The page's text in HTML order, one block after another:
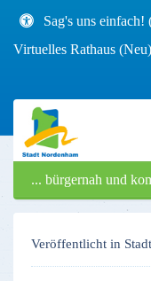
Sag's uns einfach!
Virtuelles Rathaus (Neu)
... bürgernah und
Veröffentlicht in